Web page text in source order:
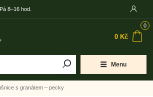
Menu
8–16 hod.
0
0 Kč
s granátem – pecky